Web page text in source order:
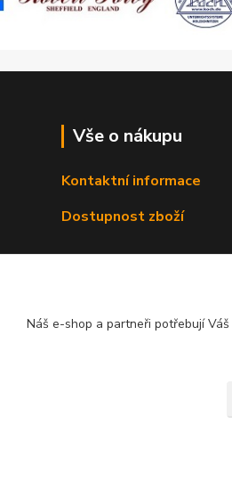
Vše o nákupu
Kontaktní informace
Dostupnost zboží
Náš e-shop a partneři potřebují Váš